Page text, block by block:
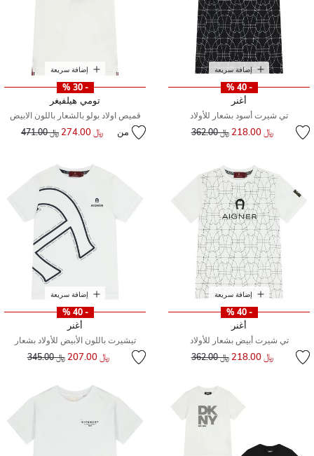
إضافة سريعة
- 40 %
أغنر
تي شيرت أسود بشعار للأولاد
﷼ 218.00 سعر مخفض من﷼ 362.00
إضافة سريعة
- 30 %
تومي هيلفيغر
قميص اولاد بولو بالشعار باللون الابيض
من ﷼ 274.00 سعر مخفض من
﷼ 471.00 إلى
إضافة سريعة
- 40 %
أغنر
تي شيرت أبيض بشعار للأولاد
﷼ 218.00 سعر مخفض من﷼ 362.00
إضافة سريعة
- 40 %
أغنر
تيشيرت باللون الأبيض للأولاد بشعار
﷼ 207.00 سعر مخفض من
﷼ 345.00 إلى